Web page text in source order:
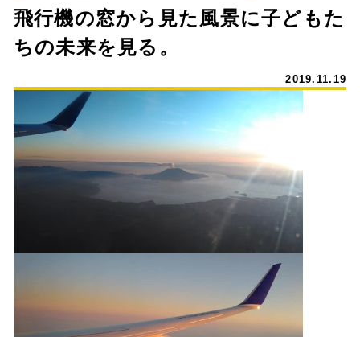
本部からのメッセージ
教室について
1日のスケジュール
オーナーインタビュー
いいね！京進 (京進スタッフが伝える最新情報)
資料請求・問合せ
飛行機の窓から見た風景に子どもた
ちの未来を見る。
2019.11.19